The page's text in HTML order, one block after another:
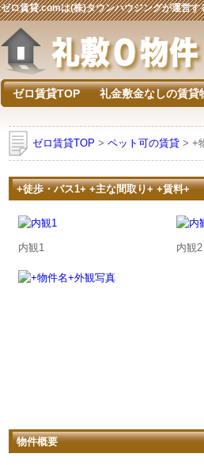
ゼロ賃貸.comは(株)タウンハウジングが運営
ゼロ賃貸TOP 礼金敷金なしの賃貸
ゼロ賃貸TOP > ペット可の賃貸 > +
+徒歩・バス1+ +主な間取り+ +賃料+
内観1 内観2
物件概要